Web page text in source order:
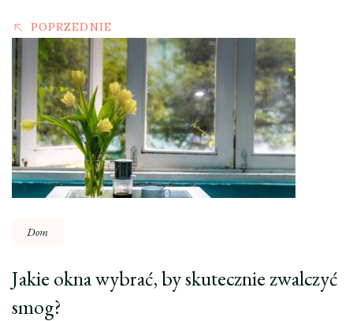
POPRZEDNIE
Dom
Jakie okna wybrać, by skutecznie zwalczyć
smog?